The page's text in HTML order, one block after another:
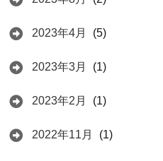
2023年4月 (5)
2023年3月 (1)
2023年2月 (1)
2022年11月 (1)